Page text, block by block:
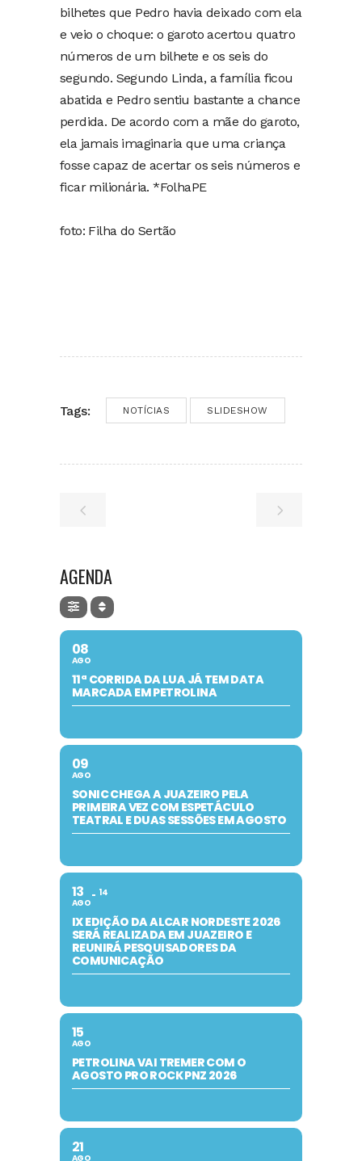
bilhetes que Pedro havia deixado com ela
e veio o choque: o garoto acertou quatro
números de um bilhete e os seis do
segundo. Segundo Linda, a família ficou
abatida e Pedro sentiu bastante a chance
perdida. De acordo com a mãe do garoto,
ela jamais imaginaria que uma criança
fosse capaz de acertar os seis números e
ficar milionária. *FolhaPE
foto: Filha do Sertão
Tags: NOTÍCIAS SLIDESHOW
AGENDA
08
AGO
11ª CORRIDA DA LUA JÁ TEM DATA
MARCADA EM PETROLINA
09
AGO
SONIC CHEGA A JUAZEIRO PELA
PRIMEIRA VEZ COM ESPETÁCULO
TEATRAL E DUAS SESSÕES EM AGOSTO
13
AGO
14
IX EDIÇÃO DA ALCAR NORDESTE 2026
SERÁ REALIZADA EM JUAZEIRO E
REUNIRÁ PESQUISADORES DA
COMUNICAÇÃO
15
AGO
PETROLINA VAI TREMER COM O
AGOSTO PRO ROCK PNZ 2026
21
AGO